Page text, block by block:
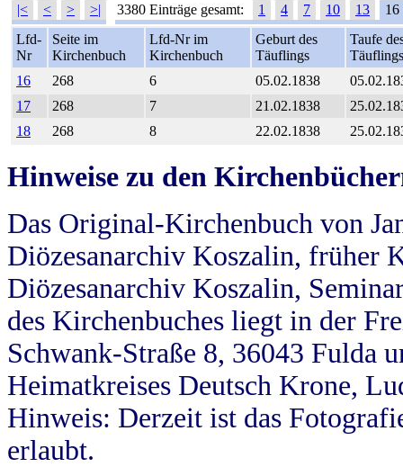
|< < > >| 3380 Einträge gesamt: 1 4 7 10 13
16
Lfd-
Nr
Seite im
Kirchenbuch
Lfd-Nr im
Kirchenbuch
Geburt des
Täuflings
Taufe
Täuflings
16
268 6 05.02.1838
17
268 7 21.02.1838
18
268 8 22.02.1838
Hinweise zu den
Das Original-Kirchenbuch von
Diözesanarchiv Koszalin, früher
Diözesanarchiv Koszalin,
des Kirchenbuches liegt in der
Schwank-Straße 8, 36043 Fulda
Heimatkreises Deutsch Krone,
Hinweis: Derzeit ist das
erlaubt.